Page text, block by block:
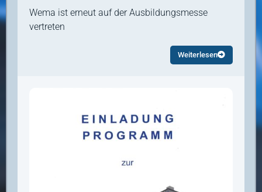
Wema ist erneut auf der Ausbildungsmesse
vertreten
Weiterlesen